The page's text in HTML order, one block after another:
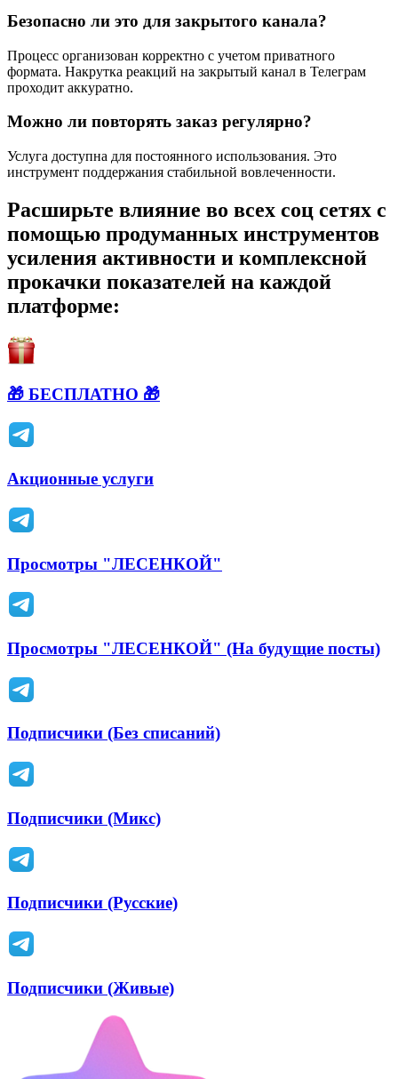
Безопасно ли это для закрытого канала?
Процесс организован корректно с учетом приватного
формата. Накрутка реакций на закрытый канал в Телеграм
проходит аккуратно.
Можно ли повторять заказ регулярно?
Услуга доступна для постоянного использования. Это
инструмент поддержания стабильной вовлеченности.
Расширьте влияние во всех соц сетях с
помощью продуманных инструментов
усиления активности и комплексной
прокачки показателей на каждой
платформе:
🎁 БЕСПЛАТНО 🎁
Акционные услуги
Просмотры "ЛЕСЕНКОЙ"
Просмотры "ЛЕСЕНКОЙ" (На будущие посты)
Подписчики (Без списаний)
Подписчики (Микс)
Подписчики (Русские)
Подписчики (Живые)